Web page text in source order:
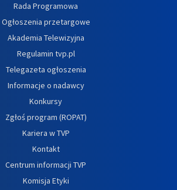
Rada Programowa
Ogłoszenia przetargowe
Akademia Telewizyjna
Regulamin tvp.pl
Telegazeta ogłoszenia
Informacje o nadawcy
Konkursy
Zgłoś program (ROPAT)
Kariera w TVP
Kontakt
Centrum informacji TVP
Komisja Etyki